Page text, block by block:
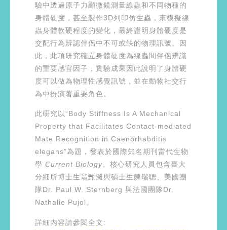
驗中透過原子力顯微鏡測量線蟲和不同物種的
身體硬度，甚至製作3D列印仿生蟲，來模擬線
蟲身體軟硬程度的變化，最終證明身體硬度是
交配行為辨認伴侶中不可或缺的物理訊號。因
此，此項研究確立身體硬度為線蟲間伴侶辨識
的重要感官因子，實驗成果因此說明了身體硬
度可以做為物理性感覺訊號，並在動物社交行
為中扮演著重要角色。
此研究以“Body Stiffness Is A Mechanical
Property that Facilitates Contact-mediated
Mate Recognition in Caenorhabditis
elegans”為題，發表於國際知名期刊當代生物
學 Current Biology。核心研究人員包含臺大
分細所博士生翁甄濰與碩士生陳瑞聰、美國團
隊Dr. Paul W. Sternberg 與法國團隊Dr.
Nathalie Pujol。
詳細內容請參閱全文: